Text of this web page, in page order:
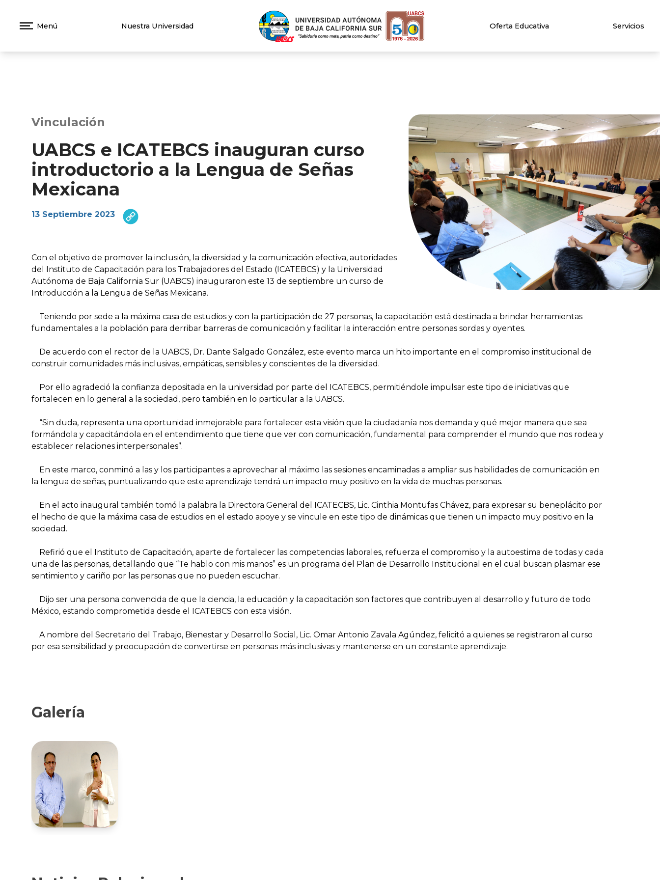
Menú Nuestra Universidad Oferta Educativa Servicios
Vinculación
UABCS e ICATEBCS inauguran curso
introductorio a la Lengua de Señas
Mexicana
13 Septiembre 2023
Con el objetivo de promover la inclusión, la diversidad y la comunicación efectiva, autoridades
del Instituto de Capacitación para los Trabajadores del Estado (ICATEBCS) y la Universidad
Autónoma de Baja California Sur (UABCS) inauguraron este 13 de septiembre un curso de
Introducción a la Lengua de Señas Mexicana.
Teniendo por sede a la máxima casa de estudios y con la participación de 27 personas, la capacitación está destinada a brindar herramientas
fundamentales a la población para derribar barreras de comunicación y facilitar la interacción entre personas sordas y oyentes.
De acuerdo con el rector de la UABCS, Dr. Dante Salgado González, este evento marca un hito importante en el compromiso institucional de
construir comunidades más inclusivas, empáticas, sensibles y conscientes de la diversidad.
Por ello agradeció la confianza depositada en la universidad por parte del ICATEBCS, permitiéndole impulsar este tipo de iniciativas que
fortalecen en lo general a la sociedad, pero también en lo particular a la UABCS.
“Sin duda, representa una oportunidad inmejorable para fortalecer esta visión que la ciudadanía nos demanda y qué mejor manera que sea
formándola y capacitándola en el entendimiento que tiene que ver con comunicación, fundamental para comprender el mundo que nos rodea y
establecer relaciones interpersonales”.
En este marco, conminó a las y los participantes a aprovechar al máximo las sesiones encaminadas a ampliar sus habilidades de comunicación en
la lengua de señas, puntualizando que este aprendizaje tendrá un impacto muy positivo en la vida de muchas personas.
En el acto inaugural también tomó la palabra la Directora General del ICATECBS, Lic. Cinthia Montufas Chávez, para expresar su beneplácito por
el hecho de que la máxima casa de estudios en el estado apoye y se vincule en este tipo de dinámicas que tienen un impacto muy positivo en la
sociedad.
Refirió que el Instituto de Capacitación, aparte de fortalecer las competencias laborales, refuerza el compromiso y la autoestima de todas y cada
una de las personas, detallando que “Te hablo con mis manos” es un programa del Plan de Desarrollo Institucional en el cual buscan plasmar ese
sentimiento y cariño por las personas que no pueden escuchar.
Dijo ser una persona convencida de que la ciencia, la educación y la capacitación son factores que contribuyen al desarrollo y futuro de todo
México, estando comprometida desde el ICATEBCS con esta visión.
A nombre del Secretario del Trabajo, Bienestar y Desarrollo Social, Lic. Omar Antonio Zavala Agúndez, felicitó a quienes se registraron al curso
por esa sensibilidad y preocupación de convertirse en personas más inclusivas y mantenerse en un constante aprendizaje.
Galería